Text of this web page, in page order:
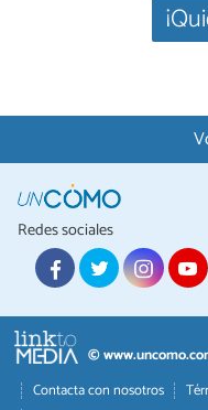
Redes sociales
©
Contacta con nosotros